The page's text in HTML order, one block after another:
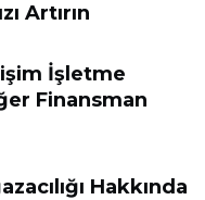
Artırın
İşletme
Finansman
Hakkında